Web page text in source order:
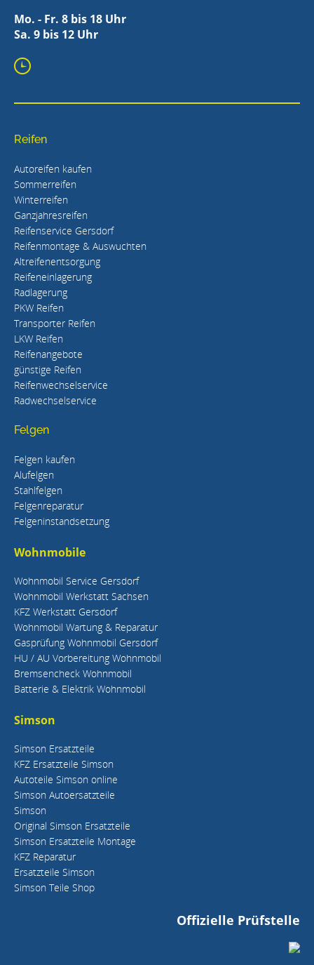
Mo. - Fr. 8 bis 18 Uhr
Sa. 9 bis 12 Uhr
Reifen
Autoreifen kaufen
Sommerreifen
Winterreifen
Ganzjahresreifen
Reifenservice Gersdorf
Reifenmontage & Auswuchten
Altreifenentsorgung
Reifeneinlagerung
Radlagerung
PKW Reifen
Transporter Reifen
LKW Reifen
Reifenangebote
günstige Reifen
Reifenwechselservice
Radwechselservice
Felgen
Felgen kaufen
Alufelgen
Stahlfelgen
Felgenreparatur
Felgeninstandsetzung
Wohnmobile
Wohnmobil Service Gersdorf
Wohnmobil Werkstatt Sachsen
KFZ Werkstatt Gersdorf
Wohnmobil Wartung & Reparatur
Gasprüfung Wohnmobil Gersdorf
HU / AU Vorbereitung Wohnmobil
Bremsencheck Wohnmobil
Batterie & Elektrik Wohnmobil
Simson
Simson Ersatzteile
KFZ Ersatzteile Simson
Autoteile Simson online
Simson Autoersatzteile
Simson
Original Simson Ersatzteile
Simson Ersatzteile Montage
KFZ Reparatur
Ersatzteile Simson
Simson Teile Shop
Offizielle Prüfstelle